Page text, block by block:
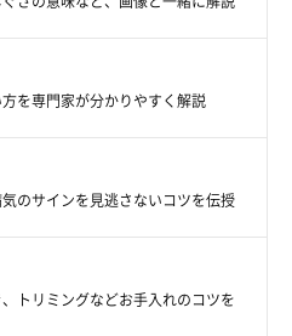
を専門家が分かりやすく解説
のサインを見逃さないコツを伝授
トリミングなどお手入れのコツを